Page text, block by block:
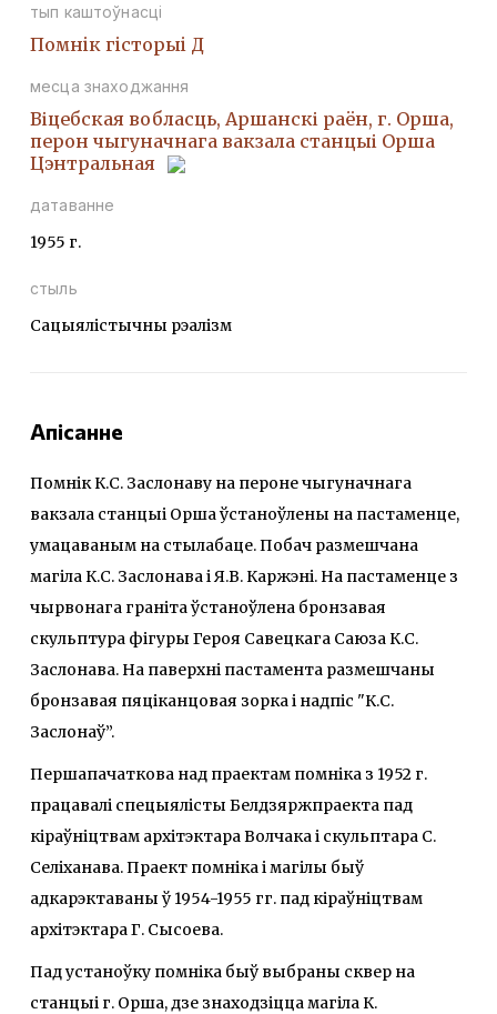
тып каштоўнасці
Помнiк гiсторыi Д
месца знаходжання
Віцебская вобласць, Аршанскі раён, г. Орша,
перон чыгуначнага вакзала станцыі Орша
Цэнтральная
датаванне
1955 г.
стыль
Сацыялістычны рэалізм
Апісанне
Помнік К.С. Заслонаву на пероне чыгуначнага
вакзала станцыі Орша ўстаноўлены на пастаменце,
умацаваным на стылабаце. Побач размешчана
магіла К.С. Заслонава і Я.В. Каржэні. На пастаменце з
чырвонага граніта ўстаноўлена бронзавая
скульптура фігуры Героя Савецкага Саюза К.С.
Заслонава. На паверхні пастамента размешчаны
бронзавая пяціканцовая зорка і надпіс "К.С.
Заслонаў”.
Першапачаткова над праектам помніка з 1952 г.
працавалі спецыялісты Белдзяржпраекта пад
кіраўніцтвам архітэктара Волчака і скульптара С.
Селіханава. Праект помніка і магілы быў
адкарэктаваны ў 1954-1955 гг. пад кіраўніцтвам
архітэктара Г. Сысоева.
Пад устаноўку помніка быў выбраны сквер на
станцыі г. Орша, дзе знаходзіцца магіла К.